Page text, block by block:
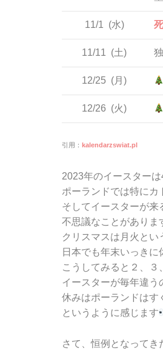
11/1 (水)
11/11 (土)
12/25 (月)
12/26 (火)
引用： kalendarzswiat.pl
2023年のイースターは
ポーランドでは特にカ
そしてイースターが来
不思議なことがありま
クリスマスは月火と
日本でも年末いっき
こうしてみると２、３
イースターが毎年違う
休みはポーランドはす
というように感じます
さて、恒例となって